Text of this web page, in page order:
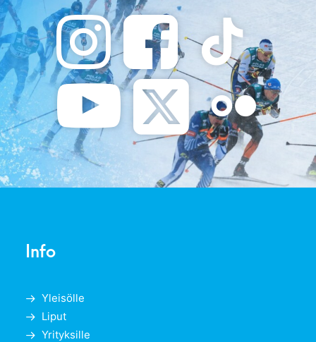
Info
Yleisölle
Liput
Yrityksille